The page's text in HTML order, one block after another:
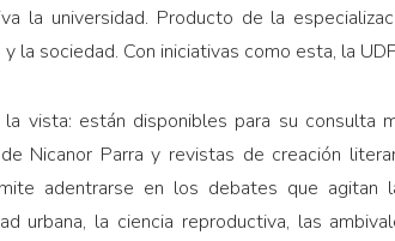
la universidad. Producto de la
la sociedad. Con iniciativas como esta, la
vista: están disponibles para su consulta
de Nicanor Parra y revistas de creación
adentrarse en los debates que agitan
urbana, la ciencia reproductiva, las